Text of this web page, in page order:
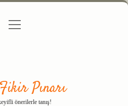
Politikası
menüyü
Pınarı
önerilerle tanış!